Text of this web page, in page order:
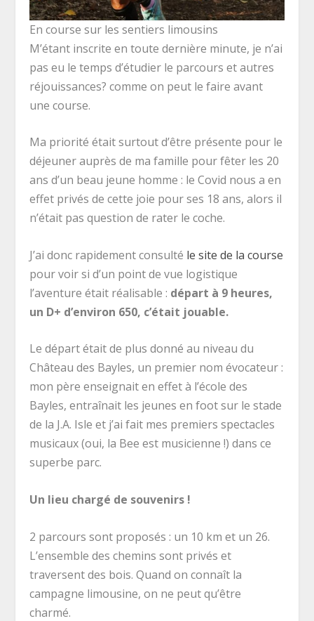
En course sur les sentiers limousins
M’étant inscrite en toute dernière minute, je n’ai
pas eu le temps d’étudier le parcours et autres
réjouissances? comme on peut le faire avant
une course.
Ma priorité était surtout d’être présente pour le
déjeuner auprès de ma famille pour fêter les 20
ans d’un beau jeune homme : le Covid nous a en
effet privés de cette joie pour ses 18 ans, alors il
n’était pas question de rater le coche.
J’ai donc rapidement consulté le site de la course
pour voir si d’un point de vue logistique
l’aventure était réalisable : départ à 9 heures,
un D+ d’environ 650, c’était jouable.
Le départ était de plus donné au niveau du
Château des Bayles, un premier nom évocateur :
mon père enseignait en effet à l’école des
Bayles, entraînait les jeunes en foot sur le stade
de la J.A. Isle et j’ai fait mes premiers spectacles
musicaux (oui, la Bee est musicienne !) dans ce
superbe parc.
Un lieu chargé de souvenirs !
2 parcours sont proposés : un 10 km et un 26.
L’ensemble des chemins sont privés et
traversent des bois. Quand on connaît la
campagne limousine, on ne peut qu’être
charmé.